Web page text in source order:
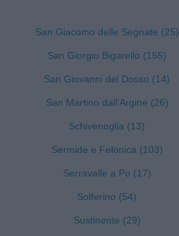
San Giacomo delle Segnate (25)
San Giorgio Bigarello (155)
San Giovanni del Dosso (14)
San Martino dall'Argine (26)
Schivenoglia (13)
Sermide e Felonica (103)
Serravalle a Po (17)
Solferino (54)
Sustinente (29)